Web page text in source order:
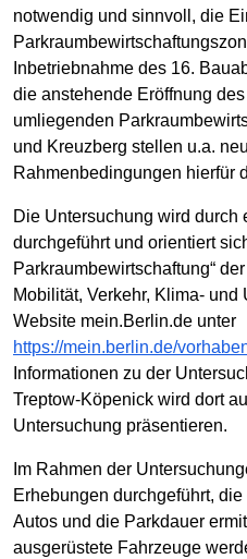
notwendig und sinnvoll, die
Inbetriebnahme des 16.
die anstehende Eröffnung
umliegenden
und Kreuzberg stellen u.a.
Rahmenbedingungen hierfür
Die Untersuchung wird
durchgeführt und orientiert
Parkraumbewirtschaftung“
Mobilität, Verkehr, Klima- und
Website mein.Berlin.de unter
https://mein.berlin.de/
Informationen zu der
Treptow-Köpenick wird dort
Untersuchung präsentieren.
Im Rahmen der
Erhebungen durchgeführt,
Autos und die Parkdauer
ausgerüstete Fahrzeuge